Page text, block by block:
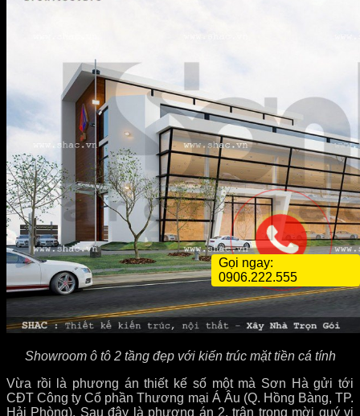
Showroom ô tô 2 tầng đẹp với kiến trúc mặt tiền cá tính
Vừa rồi là phương án thiết kế số một mà Sơn Hà gửi tới
CĐT Công ty Cổ phần Thương mại Á Âu (Q. Hồng Bàng, TP.
Hải Phòng). Sau đây là phương án 2, trân trọng mời quý vị
Gọi ngay:
0906.222.555